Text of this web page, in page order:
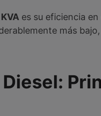
es su eficiencia
más